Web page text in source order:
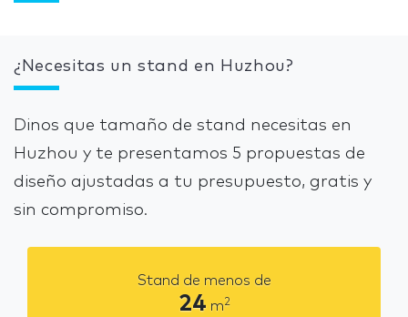
¿Necesitas un stand en Huzhou?
Dinos que tamaño de stand necesitas en
Huzhou y te presentamos 5 propuestas de
diseño ajustadas a tu presupuesto, gratis y
sin compromiso.
Stand de menos de
24 m2